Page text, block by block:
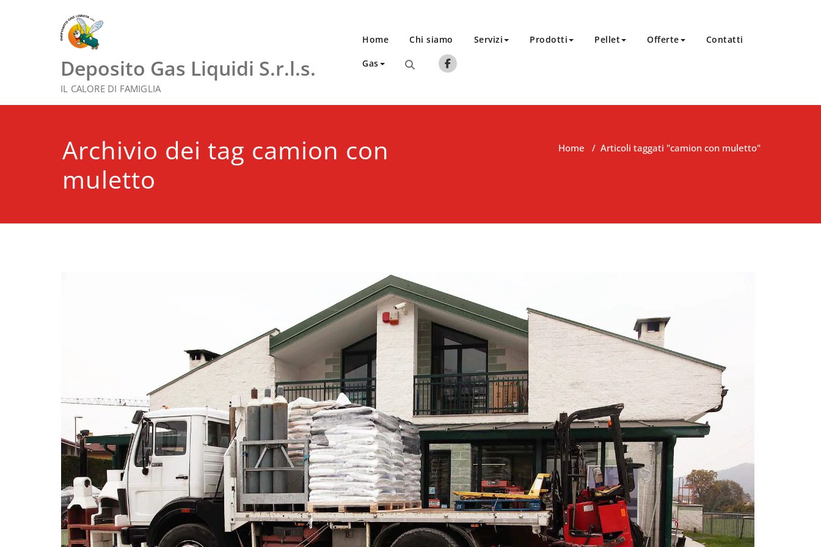
Deposito Gas Liquidi S.r.l.s.
IL CALORE DI FAMIGLIA
Home Chi siamo Servizi Prodotti Pellet Offerte Contatti
Gas
Archivio dei tag camion con
muletto
Home / Articoli taggati "camion con muletto"